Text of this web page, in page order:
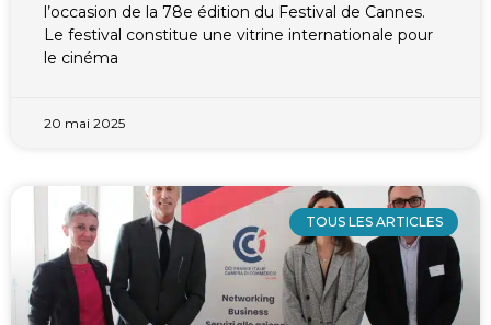
l’occasion de la 78e édition du Festival de Cannes.
Le festival constitue une vitrine internationale pour
le cinéma
20 mai 2025
TOUS LES ARTICLES